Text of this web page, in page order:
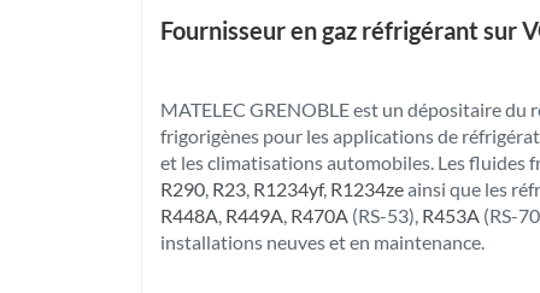
Fournisseur en gaz réfrigérant sur
MATELEC GRENOBLE est un dépositaire
frigorigènes pour les applications de
et les climatisations automobiles. Les fluides
R290, R23, R1234yf, R1234zeainsi que les
R448A, R449A, R470A (RS-53), R453A (RS-
installations neuves et en maintenance.